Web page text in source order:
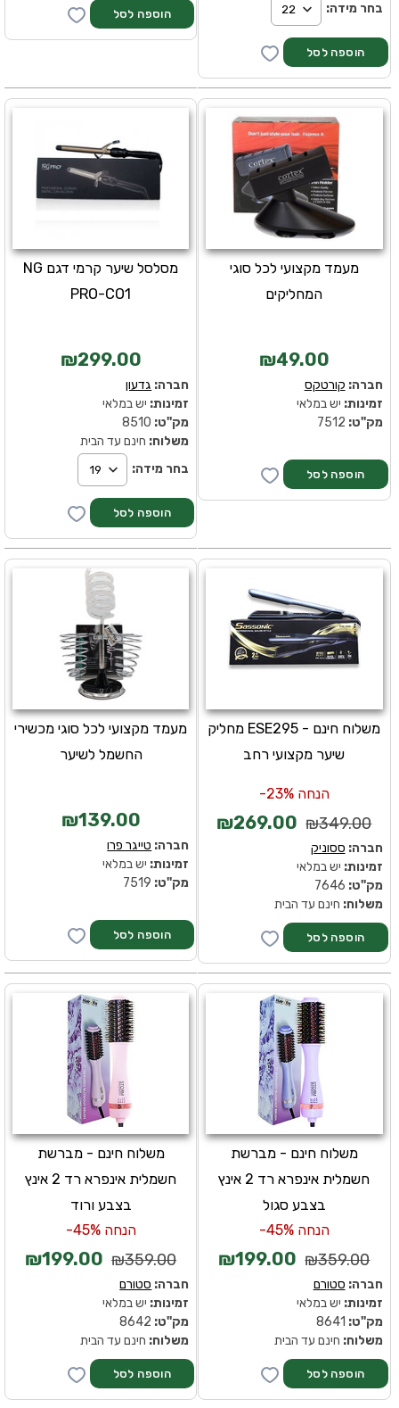
בחר מידה:
מסלסל שיער קרמי דגם NG
PRO-CO1
₪299.00
חברה: גדעון
זמינות: יש במלאי
מק''ט:
משלוח: חינם עד הבית
בחר מידה:
מעמד מקצועי לכל סוגי
המחליקים
₪49.00
חברה: קורטקס
זמינות: יש במלאי
מק''ט:
מעמד מקצועי לכל סוגי מכשירי
החשמל לשיער
₪139.00
חברה: טייגר פרו
זמינות: יש במלאי
מק''ט:
משלוח חינם - ESE295 מחליק
שיער מקצועי רחב
הנחה 23%-
₪349.00
₪269.00
חברה: ססוניק
זמינות: יש במלאי
מק''ט:
משלוח: חינם עד הבית
משלוח חינם - מברשת
חשמלית אינפרא רד 2 אינץ
בצבע ורוד
הנחה 45%-
₪359.00
₪199.00
חברה: סטורם
זמינות: יש במלאי
מק''ט:
משלוח: חינם עד הבית
משלוח חינם - מברשת
חשמלית אינפרא רד 2 אינץ
בצבע סגול
הנחה 45%-
₪359.00
₪199.00
חברה: סטורם
זמינות: יש במלאי
מק''ט:
משלוח: חינם עד הבית